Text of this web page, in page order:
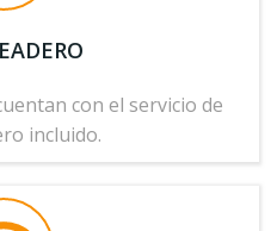
con el servicio de
incluido.